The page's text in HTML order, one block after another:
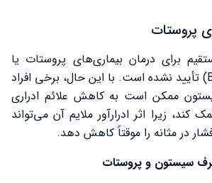
پروستات
برای درمان بیماری‌های پروستات یا
بزرگی پروستات (BPH) تأیید نشده است. با این حال، برخی افراد
ممکن است به کاهش علائم ادراری
کند، زیرا اثر ادرارآور ملایم آن می‌تواند
در مثانه را موقتاً کاهش دهد.
سیستون و پروستات